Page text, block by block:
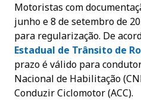
Motoristas com
junho e 8 de setembro de
para regularização. De
Estadual de Trânsito de
prazo é válido para
Nacional de Habilitação
Conduzir Ciclomotor (ACC).